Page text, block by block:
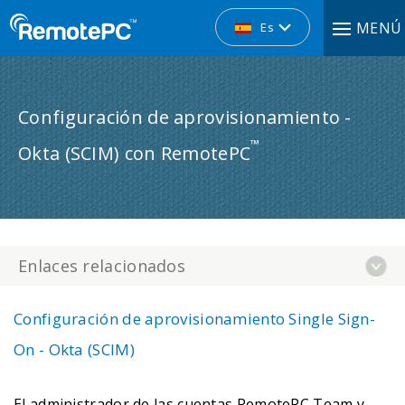
Es MENÚ
Configuración de aprovisionamiento -
Okta (SCIM) con RemotePC™
Enlaces relacionados
Configuración de aprovisionamiento Single Sign-
On - Okta (SCIM)